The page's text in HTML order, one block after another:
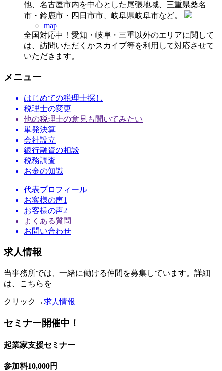
他、名古屋市内を中心とした尾張地域、三重県桑名
市・鈴鹿市・四日市市、岐阜県岐阜市など。
map
全国対応中！愛知・岐阜・三重以外のエリアに関して
は、訪問いただくかスカイプ等を利用して対応させて
いただきます。
メニュー
はじめての税理士探し
税理士の変更
他の税理士の意見も聞いてみたい
単発決算
会社設立
銀行融資の相談
税務調査
お金の知識
代表プロフィール
お客様の声1
お客様の声2
よくある質問
お問い合わせ
求人情報
当事務所では、一緒に働ける仲間を募集しています。詳細
は、こちらを
クリック→求人情報
セミナー開催中！
起業家支援セミナー
参加料10,000円